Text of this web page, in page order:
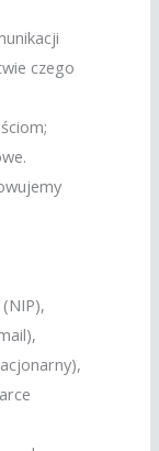
czego